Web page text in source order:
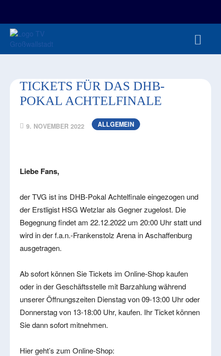
TICKETS FÜR DAS DHB-
POKAL ACHTELFINALE
9. NOVEMBER 2022 ALLGEMEIN
Liebe Fans,
der TVG ist ins DHB-Pokal Achtelfinale eingezogen und
der Erstligist HSG Wetzlar als Gegner zugelost. Die
Begegnung findet am 22.12.2022 um 20:00 Uhr statt und
wird in der f.a.n.-Frankenstolz Arena in Aschaffenburg
ausgetragen.
Ab sofort können Sie Tickets im Online-Shop kaufen
oder in der Geschäftsstelle mit Barzahlung während
unserer Öffnungszeiten Dienstag von 09-13:00 Uhr oder
Donnerstag von 13-18:00 Uhr, kaufen. Ihr Ticket können
Sie dann sofort mitnehmen.
Hier geht’s zum Online-Shop: